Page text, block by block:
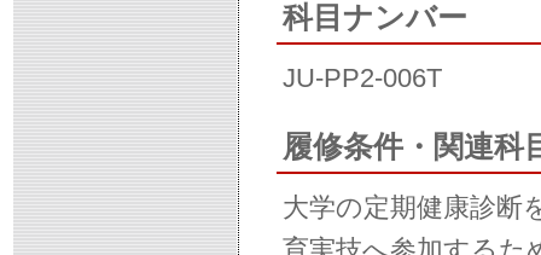
科目ナンバー
JU-PP2-006T
履修条件・関連科
大学の定期健康診断